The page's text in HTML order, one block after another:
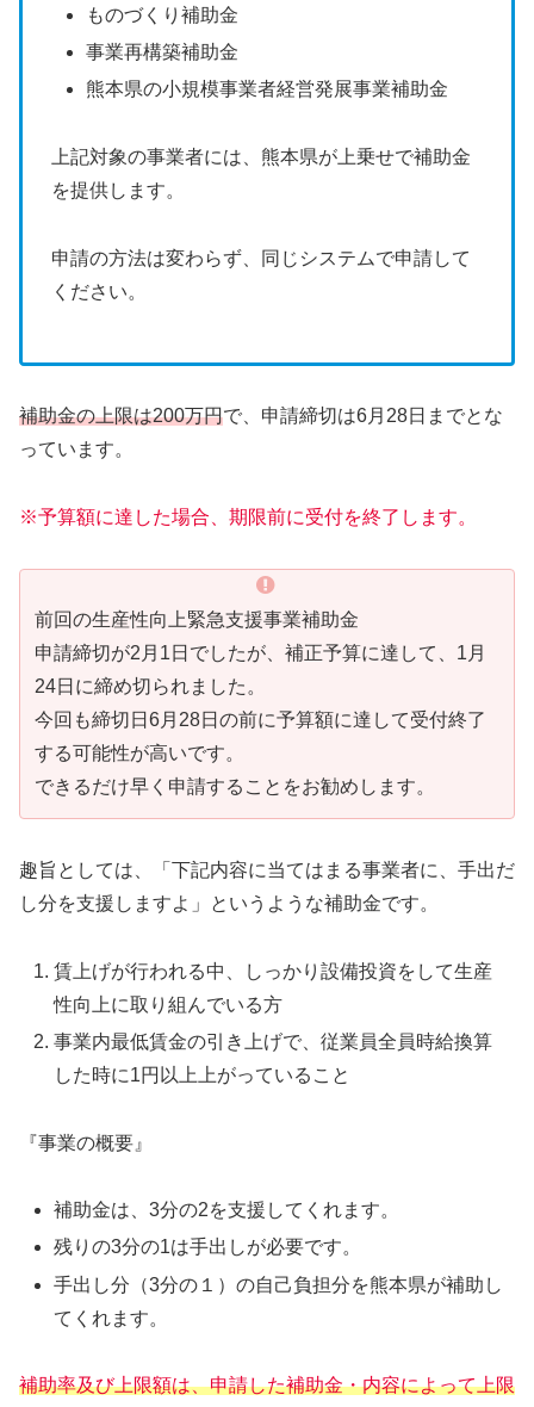
ものづくり補助金
事業再構築補助金
熊本県の小規模事業者経営発展事業補助金
上記対象の事業者には、熊本県が上乗せで補助金
を提供します。
申請の方法は変わらず、同じシステムで申請して
ください。
補助金の上限は200万円で、申請締切は6月28日までとな
っています。
※予算額に達した場合、期限前に受付を終了します。
前回の生産性向上緊急支援事業補助金
申請締切が2月1日でしたが、 補正予算に達して、1月
24日に締め切られました。
今回も締切日6月28日の前に予算額に達して受付終了
する可能性が高いです。
できるだけ早く申請することをお勧めします。
趣旨としては、「下記内容に当てはまる事業者に、手出だ
し分を支援しますよ」というような補助金です。
賃上げが行われる中、しっかり設備投資をして生産
性向上に取り組んでいる方
事業内最低賃金の引き上げで、従業員全員時給換算
した時に1円以上上がっていること
『事業の概要』
補助金は、3分の2を支援してくれます。
残りの3分の1は手出しが必要です。
手出し分（3分の１）の自己負担分を熊本県が補助し
てくれます。
補助率及び上限額は、申請した補助金・内容によって上限